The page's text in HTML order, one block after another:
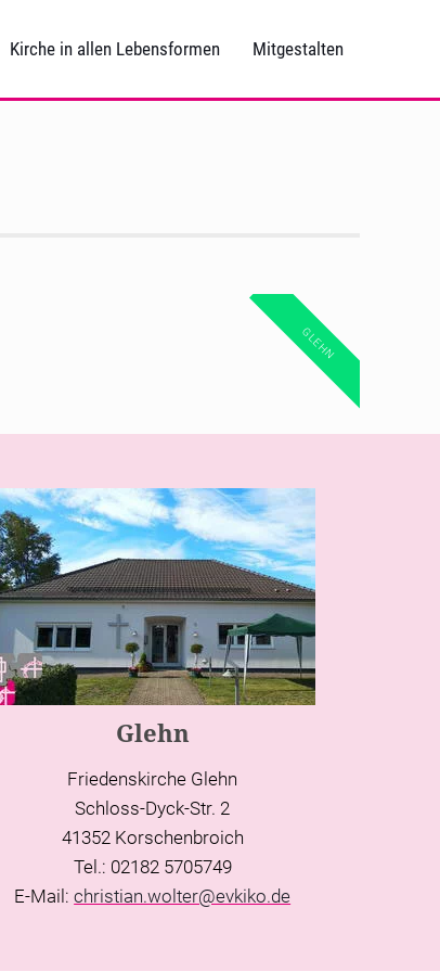
Kirche in allen Lebensformen Mitgestalten
GLEHN
Glehn
Friedenskirche Glehn
Schloss-Dyck-Str. 2
41352 Korschenbroich
Tel.: 02182 5705749
E-Mail:christian.wolter@evkiko.de